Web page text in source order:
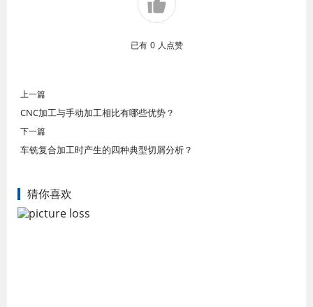
已有 0 人点赞
上一篇
CNC加工与手动加工相比有哪些优势？
下一篇
车铣复合加工时产生的四种典型切屑分析？
猜你喜欢